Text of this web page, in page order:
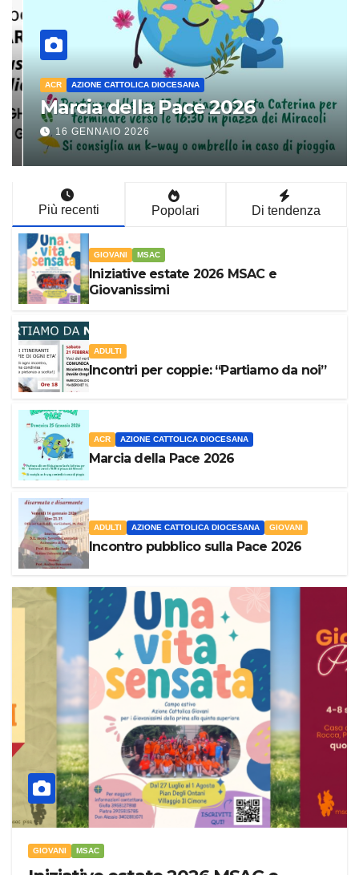
ACR AZIONE CATTOLICA DIOCESANA
Marcia della Pace 2026
16 GENNAIO 2026
Più recenti Popolari Di tendenza
GIOVANI MSAC
Iniziative estate 2026 MSAC e
Giovanissimi
ADULTI
Incontri per coppie: “Partiamo da noi”
ACR AZIONE CATTOLICA DIOCESANA
Marcia della Pace 2026
ADULTI AZIONE CATTOLICA DIOCESANA GIOVANI
Incontro pubblico sulla Pace 2026
GIOVANI MSAC